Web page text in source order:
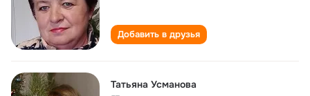
Добавить в друзья
Татьяна Усманова